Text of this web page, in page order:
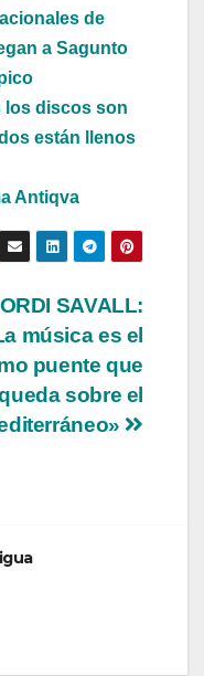
de
a Sagunto
los discos son
están llenos
Antiqva
SAVALL:
música es el
puente que
sobre el